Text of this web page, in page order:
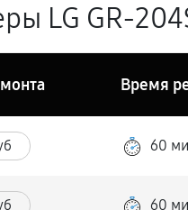
LG GR-
Время
60
60